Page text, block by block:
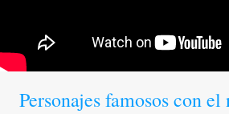
Personajes famosos con